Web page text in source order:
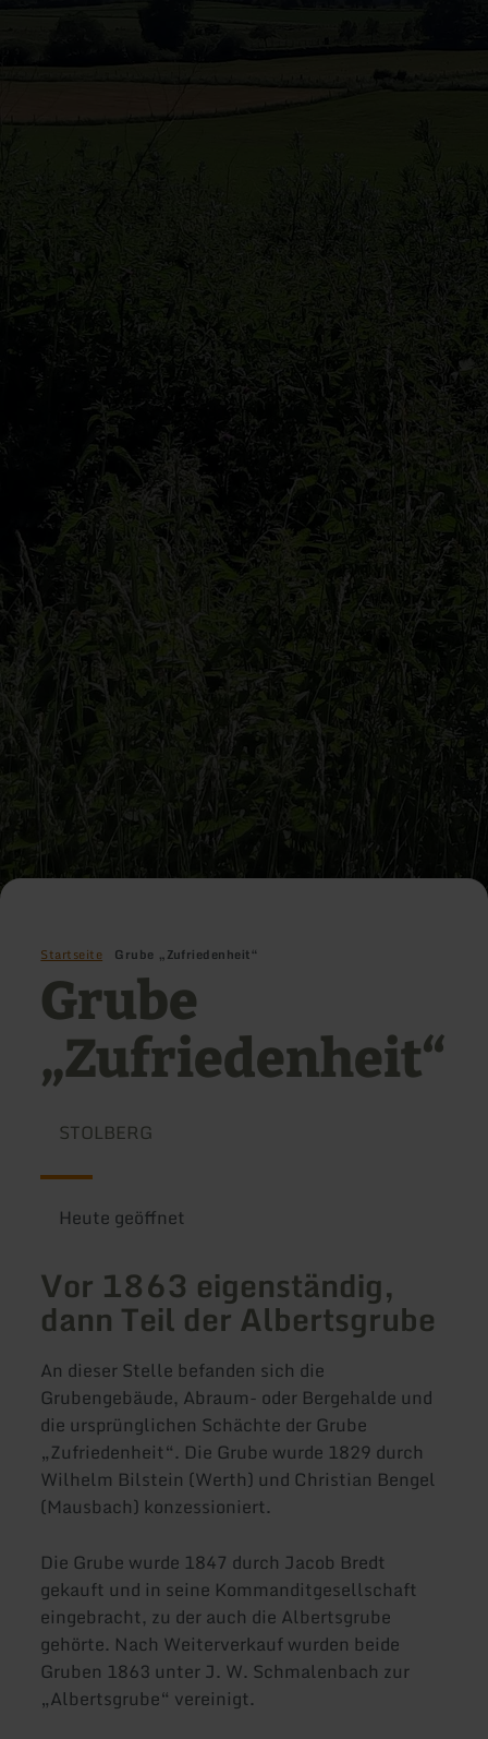
Startseite Grube „Zufriedenheit“
Grube
„Zufriedenheit“
STOLBERG
Heute geöffnet
Vor 1863 eigenständig,
dann Teil der Albertsgrube
An dieser Stelle befanden sich die
Grubengebäude, Abraum- oder Bergehalde und
die ursprünglichen Schächte der Grube
„Zufriedenheit“. Die Grube wurde 1829 durch
Wilhelm Bilstein (Werth) und Christian Bengel
(Mausbach) konzessioniert.
Die Grube wurde 1847 durch Jacob Bredt
gekauft und in seine Kommanditgesellschaft
eingebracht, zu der auch die Albertsgrube
gehörte. Nach Weiterverkauf wurden beide
Gruben 1863 unter J. W. Schmalenbach zur
„Albertsgrube“ vereinigt.